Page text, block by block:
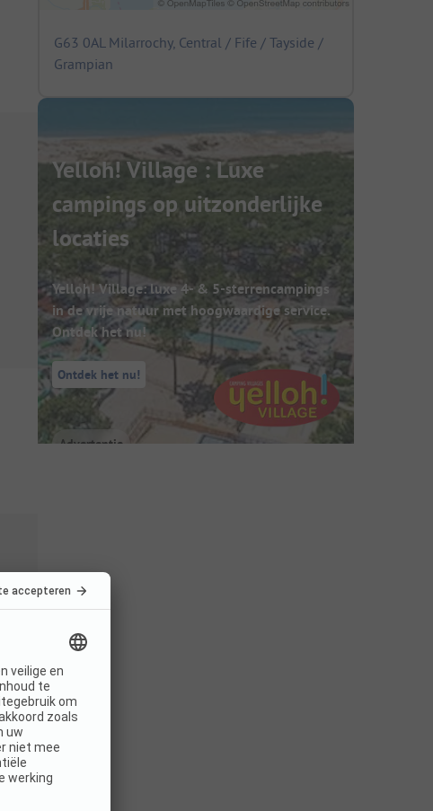
G63 0AL Milarrochy, Central / Fife / Tayside /
Grampian
Yelloh! Village : Luxe
campings op uitzonderlijke
locaties
Yelloh! Village: luxe 4- & 5-sterrencampings
in de vrije natuur met hoogwaardige service.
Ontdek het nu!
Ontdek het nu!